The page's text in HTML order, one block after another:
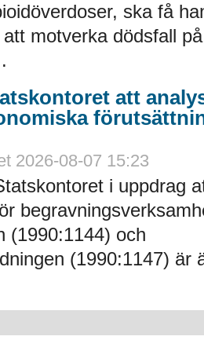
ska få
motverka dödsfall
att
2026-08-07 15:23
i uppdrag
(1990:1144) och
(1990:1147) är